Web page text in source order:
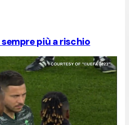
più a rischio